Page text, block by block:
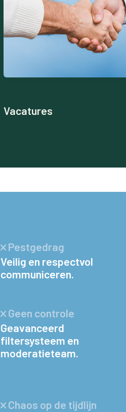
Vacatures
Pestgedrag
Veilig en respectvol
communiceren.
Geen controle
Geavanceerd
filtersysteem en
moderatieteam.
Chaos op de tijdlijn